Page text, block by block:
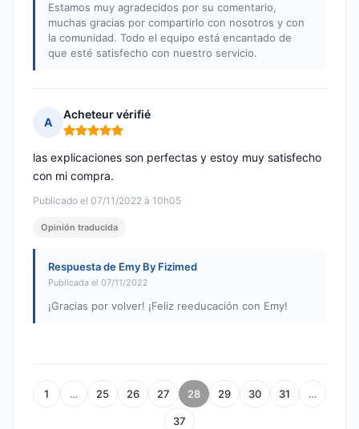
Estamos muy agradecidos por su comentario,
muchas gracias por compartirlo con nosotros y con
la comunidad. Todo el equipo está encantado de
que esté satisfecho con nuestro servicio.
A
Acheteur vérifié
Nota: 5 de 5
Publicado el 07/11/2022 à 10h05
las explicaciones son perfectas y estoy muy satisfecho
con mi compra.
Opinión traducida
Respuesta de Emy By Fizimed
Publicada el 07/11/2022
¡Gracias por volver! ¡Feliz reeducación con Emy!
1 … 25 26 27 28 29 30 31 …
37